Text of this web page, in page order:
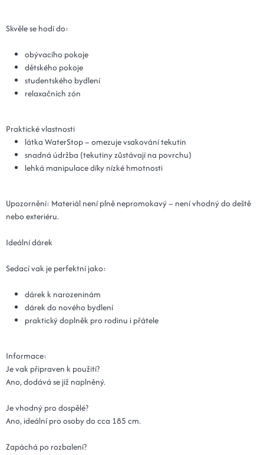
Skvěle se hodí do:
obývacího pokoje
dětského pokoje
studentského bydlení
relaxačních zón
Praktické vlastnosti
látka WaterStop – omezuje vsakování tekutin
snadná údržba (tekutiny zůstávají na povrchu)
lehká manipulace díky nízké hmotnosti
Upozornění: Materiál není plně nepromokavý – není vhodný do deště
nebo exteriéru.
Ideální dárek
Sedací vak je perfektní jako:
dárek k narozeninám
dárek do nového bydlení
praktický doplněk pro rodinu i přátele
Informace:
Je vak připraven k použití?
Ano, dodává se již naplněný.
Je vhodný pro dospělé?
Ano, ideální pro osoby do cca 185 cm.
Zapáchá po rozbalení?